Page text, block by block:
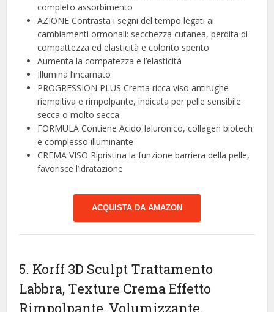
completo assorbimento
AZIONE Contrasta i segni del tempo legati ai
cambiamenti ormonali: secchezza cutanea, perdita di
compattezza ed elasticità e colorito spento
Aumenta la compatezza e l’elasticità
Illumina l’incarnato
PROGRESSION PLUS Crema ricca viso antirughe
riempitiva e rimpolpante, indicata per pelle sensibile
secca o molto secca
FORMULA Contiene Acido Ialuronico, collagen biotech
e complesso illuminante
CREMA VISO Ripristina la funzione barriera della pelle,
favorisce l’idratazione
ACQUISTA DA AMAZON
5. Korff 3D Sculpt Trattamento
Labbra, Texture Crema Effetto
Rimpolpante, Volumizzante,